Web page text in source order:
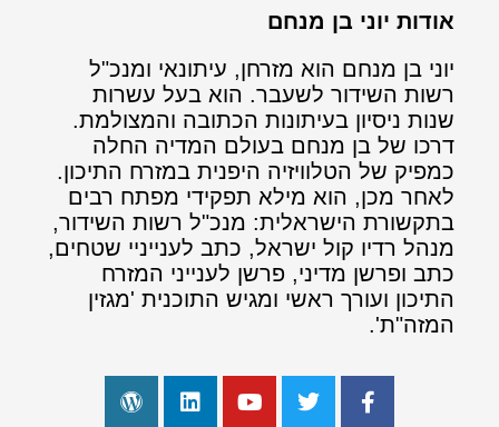
אודות יוני בן מנחם
יוני בן מנחם הוא מזרחן, עיתונאי ומנכ"ל
רשות השידור לשעבר. הוא בעל עשרות
שנות ניסיון בעיתונות הכתובה והמצולמת.
דרכו של בן מנחם בעולם המדיה החלה
כמפיק של הטלוויזיה היפנית במזרח התיכון.
לאחר מכן, הוא מילא תפקידי מפתח רבים
בתקשורת הישראלית: מנכ"ל רשות השידור,
מנהל רדיו קול ישראל, כתב לענייניי שטחים,
כתב ופרשן מדיני, פרשן לענייני המזרח
התיכון ועורך ראשי ומגיש התוכנית 'מגזין
המזה"ת'.